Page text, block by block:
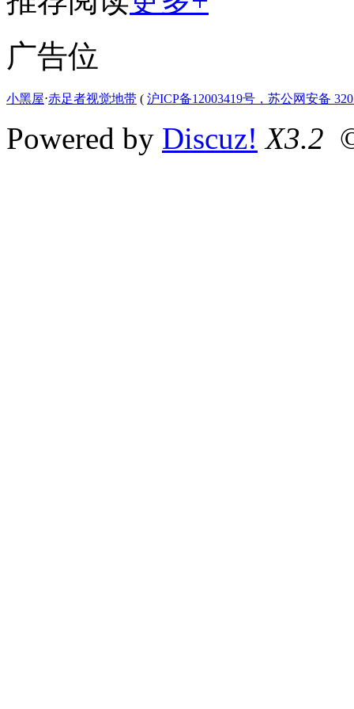
广告位
小黑屋⋅赤足者视觉地带 ( 沪ICP备12003419号，苏公网安备
Powered by Discuz! X3.2